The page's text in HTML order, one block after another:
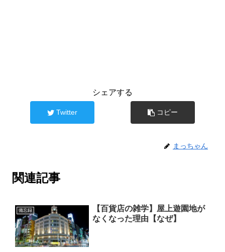
シェアする
Twitter コピー
まっちゃん
関連記事
備忘録
【百貨店の雑学】屋上遊園地が
なくなった理由【なぜ】